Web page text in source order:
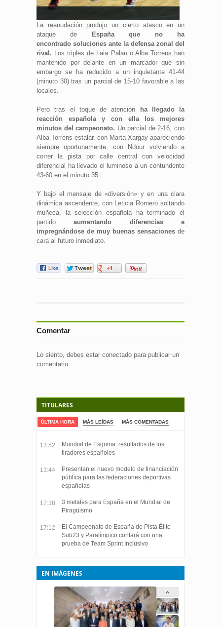
La reanudación produjo un cierto atasco en un
ataque de
España que no ha
encontrado soluciones ante la defensa zonal del
rival. Los triples de Laia Palau o Alba Torrens han
mantenido por delante en un marcador que sin
embargo se ha reducido a un inquietante 41-44
(minuto 30) tras un parcial de 15-10 favorable a las
locales.
Pero tras el toque de atención
ha llegado la
reacción española y con ella los mejores
minutos del campeonato. Un parcial de 2-16, con
Alba Torrens estalar, con Marta Xargay apareciendo
siempre oportunamente, con Ndour volviendo a
correr la pista por calle central con velocidad
diferencial ha llevado el luminoso a un contundente
43-60 en el minuto 35.
Y bajo el mensaje de «diversión» y en una clara
dinámica ascendente, con Leticia Romero soltando
muñeca, la selección española ha terminado el
partidoaumentando diferencias e
impregnándose de muy buenas sensaciones de
cara al futuro inmediato.
Comentar
Lo siento, debes estar conectado para publicar un
comentario.
TITULARES
ÚLTIMA HORA MÁS LEÍDAS MÁS COMENTADAS
13:52
Mundial de Esgrima: resultados de los
tiradores españoles
13:44
Presentan el nuevo modelo de financiación
pública para las federaciones deportivas
españolas
17:38
3 metales para España en el Mundial de
Piragüismo
17:12
El Campeonato de España de Pista Élite-
Sub23 y Paralímpico contará con una
prueba de Team Sprint Inclusivo
EN IMÁGENES